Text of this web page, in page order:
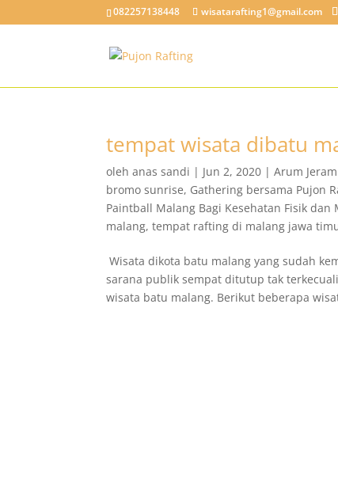
082257138448 wisatarafting1@gmail.com
tempat wisata dibatu
olehanas sandi | Jun 2, 2020 |Arum
bromo sunrise, Gathering bersama Pujon
Paintball Malang Bagi Kesehatan Fisik dan
malang,tempat rafting di malang jawa
Wisata dikota batu malang yang sudah
sarana publik sempat ditutup tak
wisata batu malang. Berikut beberapa